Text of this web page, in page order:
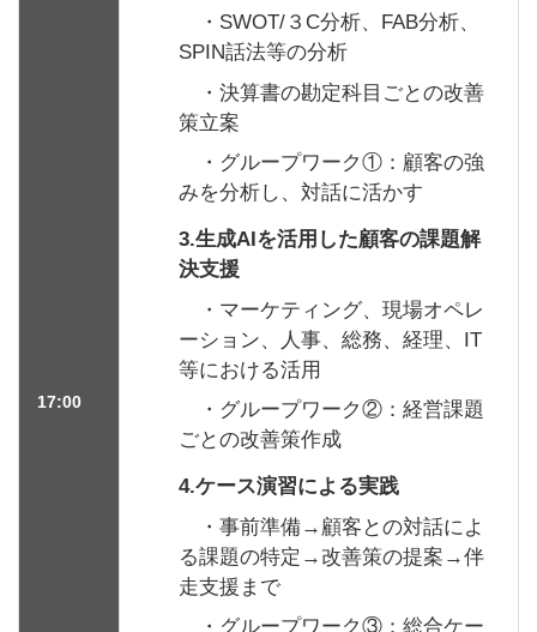
17:00
・SWOT/３C分析、FAB分析、
SPIN話法等の分析
・決算書の勘定科目ごとの改善
策立案
・グループワーク①：顧客の強
みを分析し、対話に活かす
3.生成AIを活用した顧客の課題解
決支援
・マーケティング、現場オペレ
ーション、人事、総務、経理、IT
等における活用
・グループワーク②：経営課題
ごとの改善策作成
4.ケース演習による実践
・事前準備→顧客との対話によ
る課題の特定→改善策の提案→伴
走支援まで
・グループワーク③：総合ケー